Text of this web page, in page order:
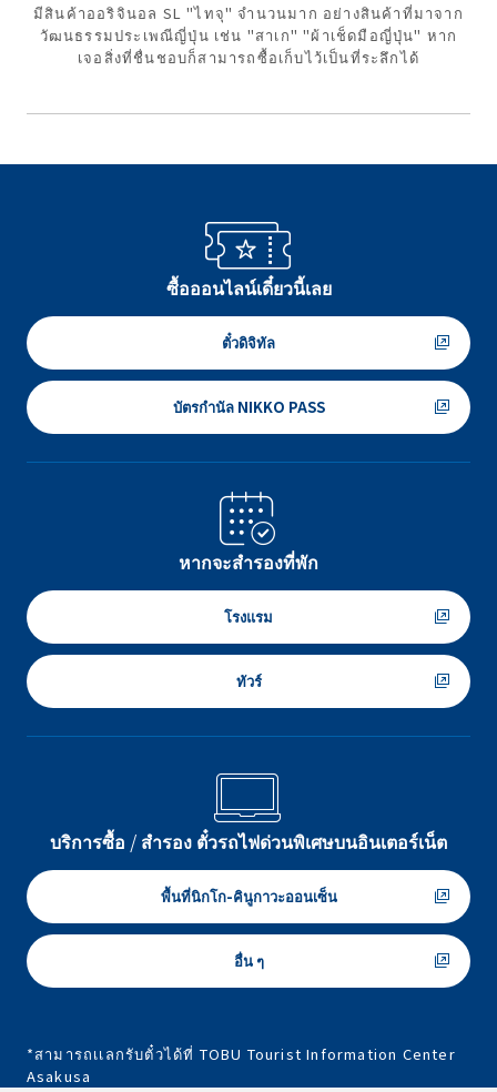
มีสินค้าออริจินอล SL "ไทจุ" จำนวนมาก อย่างสินค้าที่มาจาก
วัฒนธรรมประเพณีญี่ปุ่น เช่น "สาเก" "ผ้าเช็ดมือญี่ปุ่น" หาก
เจอสิ่งที่ชื่นชอบก็สามารถซื้อเก็บไว้เป็นที่ระลึกได้
ซื้อออนไลน์เดี๋ยวนี้เลย
ตั๋วดิจิทัล
บัตรกำนัล NIKKO PASS
หากจะสำรองที่พัก
โรงแรม
ทัวร์
บริการซื้อ / สำรอง ตั๋วรถไฟด่วนพิเศษบนอินเตอร์เน็ต
พื้นที่นิกโก-คินูกาวะออนเซ็น
อื่น ๆ
*สามารถเเลกรับตั๋วได้ที่ TOBU Tourist Information Center
Asakusa